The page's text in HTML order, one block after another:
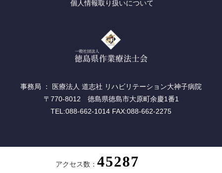
個人情報取り扱いについて
事務局 ： 医療法人 道志社 リハビリテーション大神子病院
〒770-8012 徳島県徳島市大原町余慶1番1
TEL:088-662-1014 FAX:088-662-2275
アクセス数：